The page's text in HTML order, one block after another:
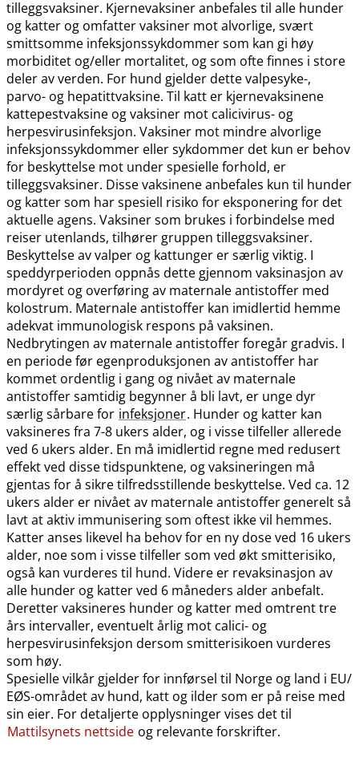
tilleggsvaksiner. Kjernevaksiner anbefales til alle hunder
og katter og omfatter vaksiner mot alvorlige, svært
smittsomme infeksjonssykdommer som kan gi høy
morbiditet og​/​eller mortalitet, og som ofte finnes i store
deler av verden. For hund gjelder dette valpesyke-,
parvo- og hepatittvaksine. Til katt er kjernevaksinene
kattepestvaksine og vaksiner mot calicivirus- og
herpesvirusinfeksjon. Vaksiner mot mindre alvorlige
infeksjonssykdommer eller sykdommer det kun er behov
for beskyttelse mot under spesielle forhold, er
tilleggsvaksiner. Disse vaksinene anbefales kun til hunder
og katter som har spesiell risiko for eksponering for det
aktuelle agens. Vaksiner som brukes i forbindelse med
reiser utenlands, tilhører gruppen tilleggsvaksiner.
Beskyttelse av valper og kattunger er særlig viktig. I
speddyrperioden oppnås dette gjennom vaksinasjon av
mordyret og overføring av maternale antistoffer med
kolostrum. Maternale antistoffer kan imidlertid hemme
adekvat immunologisk respons på vaksinen.
Nedbrytingen av maternale antistoffer foregår gradvis. I
en periode før egenproduksjonen av antistoffer har
kommet ordentlig i gang og nivået av maternale
antistoffer samtidig begynner å bli lavt, er unge dyr
særlig sårbare for infeksjoner. Hunder og katter kan
vaksineres fra 7-8 ukers alder, og i visse tilfeller allerede
ved 6 ukers alder. En må imidlertid regne med redusert
effekt ved disse tidspunktene, og vaksineringen må
gjentas for å sikre tilfredsstillende beskyttelse. Ved ca. 12
ukers alder er nivået av maternale antistoffer generelt så
lavt at aktiv immunisering som oftest ikke vil hemmes.
Katter anses likevel ha behov for en ny dose ved 16 ukers
alder, noe som i visse tilfeller som ved økt smitterisiko,
også kan vurderes til hund. Videre er revaksinasjon av
alle hunder og katter ved 6 måneders alder anbefalt.
Deretter vaksineres hunder og katter med omtrent tre
års intervaller, eventuelt årlig mot calici- og
herpesvirusinfeksjon dersom smitterisikoen vurderes
som høy.
Spesielle vilkår gjelder for innførsel til Norge og land i EU​/​
EØS-området av hund, katt og ilder som er på reise med
sin eier. For detaljerte opplysninger vises det til
Mattilsynets nettside og relevante forskrifter.